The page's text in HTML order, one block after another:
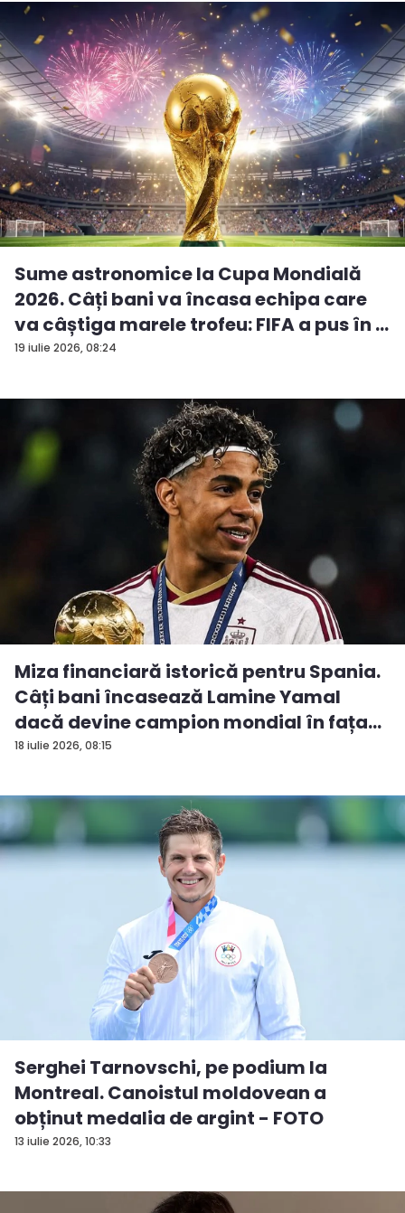
19 iulie 2026, 08:24
Sume astronomice la Cupa Mondială
2026. Câți bani va încasa echipa care
va câștiga marele trofeu: FIFA a pus în ...
18 iulie 2026, 08:15
Miza financiară istorică pentru Spania.
Câți bani încasează Lamine Yamal
dacă devine campion mondial în fața...
13 iulie 2026, 10:33
Serghei Tarnovschi, pe podium la
Montreal. Canoistul moldovean a
obținut medalia de argint - FOTO